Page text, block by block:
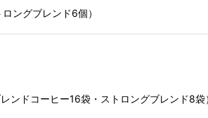
ングブレンド6個）
ドコーヒー16袋・ストロングブレンド8